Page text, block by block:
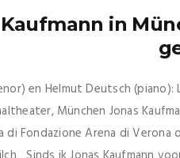
in
en Helmut Deutsch
München Jonas
Fondazione Arena di Verona